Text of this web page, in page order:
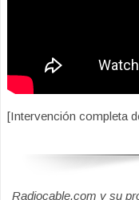
[Intervención completa
Radiocable.com y su